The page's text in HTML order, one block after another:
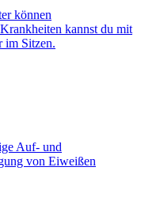
können
kannst du mit
im Sitzen.
Auf- und
von Eiweißen